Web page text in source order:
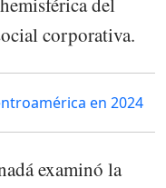
corporativa.
en 2024
examinó la